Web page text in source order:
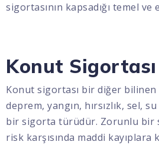
sigortasının kapsadığı temel
Konut
Konut sigortası bir diğer bilinen
deprem, yangın, hırsızlık, sel,
bir sigorta türüdür. Zorunlu bir
risk karşısında maddi